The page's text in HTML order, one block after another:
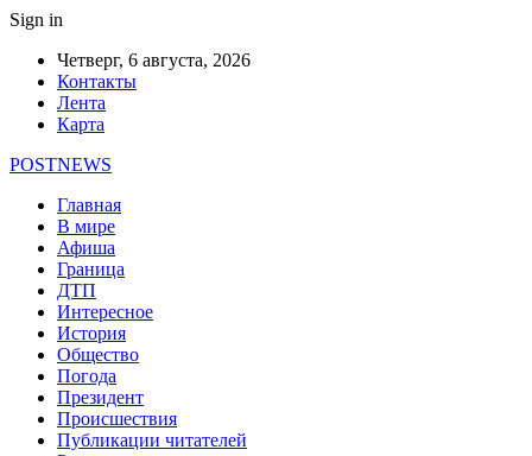
Sign in
Четверг, 6 августа, 2026
Контакты
Лента
Карта
POSTNEWS
Главная
В мире
Афиша
Граница
ДТП
Интересное
История
Общество
Погода
Президент
Происшествия
Публикации читателей